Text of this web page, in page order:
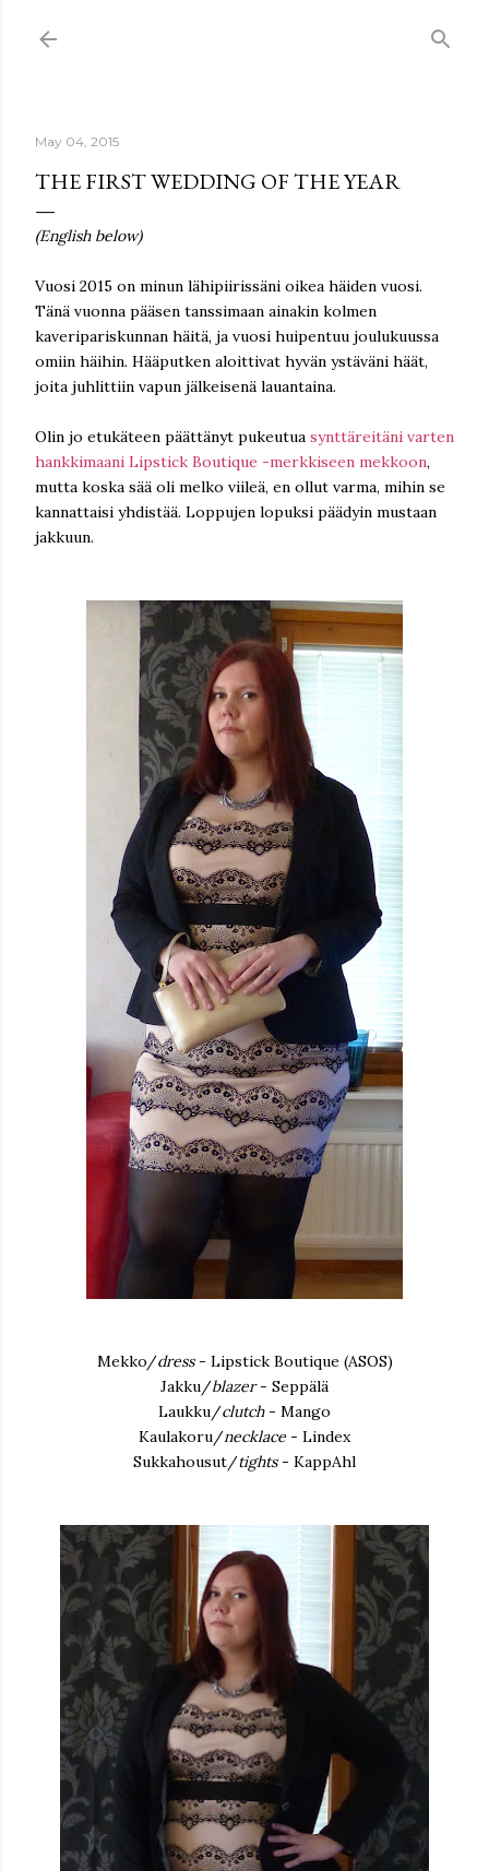
May 04, 2015
THE FIRST WEDDING OF THE YEAR
(English below)
Vuosi 2015 on minun lähipiirissäni oikea häiden vuosi.
Tänä vuonna pääsen tanssimaan ainakin kolmen
kaveripariskunnan häitä, ja vuosi huipentuu joulukuussa
omiin häihin. Hääputken aloittivat hyvän ystäväni häät,
joita juhlittiin vapun jälkeisenä lauantaina.
Olin jo etukäteen päättänyt pukeutua synttäreitäni varten
hankkimaani Lipstick Boutique -merkkiseen mekkoon,
mutta koska sää oli melko viileä, en ollut varma, mihin se
kannattaisi yhdistää. Loppujen lopuksi päädyin mustaan
jakkuun.
Mekko/dress- Lipstick Boutique (ASOS)
Jakku/blazer- Seppälä
Laukku/clutch- Mango
Kaulakoru/necklace - Lindex
Sukkahousut/tights - KappAhl